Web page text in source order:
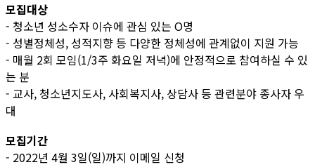
모집대상
- 청소년 성소수자 이슈에 관심 있는 O명
- 성별정체성, 성적지향 등 다양한 정체성에 관계없이 지원 가능
- 매월 2회 모임(1/3주 화요일 저녁)에 안정적으로 참여하실 수 있
는 분
- 교사, 청소년지도사, 사회복지사, 상담사 등 관련분야 종사자 우
대
모집기간
- 2022년 4월 3일(일)까지 이메일 신청